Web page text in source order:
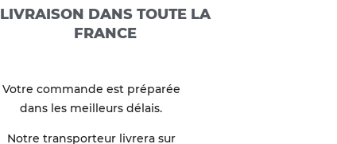
LIVRAISON DANS TOUTE LA
FRANCE
Votre commande est préparée
dans les meilleurs délais.
Notre transporteur livrera sur